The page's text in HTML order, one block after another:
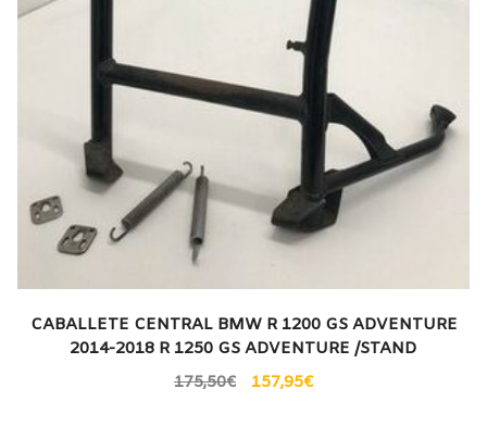
CABALLETE CENTRAL BMW R 1200 GS ADVENTURE
2014-2018 R 1250 GS ADVENTURE /STAND
175,50€ 157,95€